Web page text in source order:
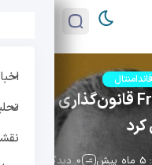
استیبل کوین؛ چگونه French Hill قانون‌گذاری بزرگ
0 دیدگاه